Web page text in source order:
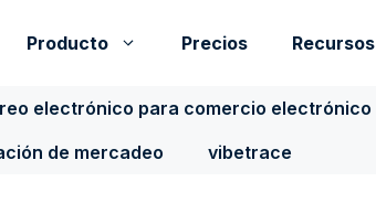
Producto Precios Recursos
electrónico para comercio electrónico
de mercadeo
vibetrace